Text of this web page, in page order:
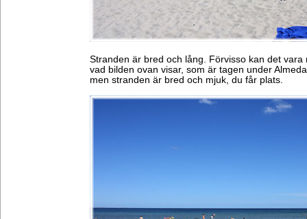
Stranden är bred och lång. Förvisso kan det vara
vad bilden ovan visar, som är tagen under
men stranden är bred och mjuk, du får plats.